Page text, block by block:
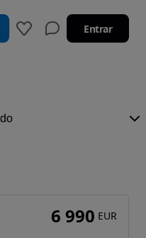
Entrar
6 990 EUR